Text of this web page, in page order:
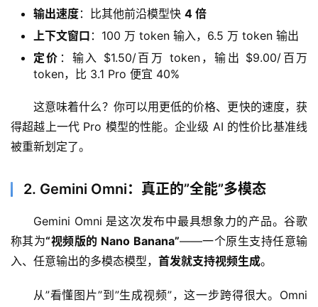
输出速度：比其他前沿模型快 4 倍
上下文窗口 ：100 万 token 输入，6.5 万 token 输出
定价 ：输入 $1.50/百万 token，输出 $9.00/百万
token，比 3.1 Pro 便宜 40%
这意味着什么？你可以用更低的价格、更快的速度，获
得超越上一代 Pro 模型的性能。企业级 AI 的性价比基准线
被重新划定了。
2. Gemini Omni：真正的”全能”多模态
Gemini Omni 是这次发布中最具想象力的产品。谷歌
称其为“视频版的 Nano Banana”——一个原生支持任意输
入、任意输出的多模态模型， 首发就支持视频生成。
从”看懂图片”到”生成视频”，这一步跨得很大。Omni